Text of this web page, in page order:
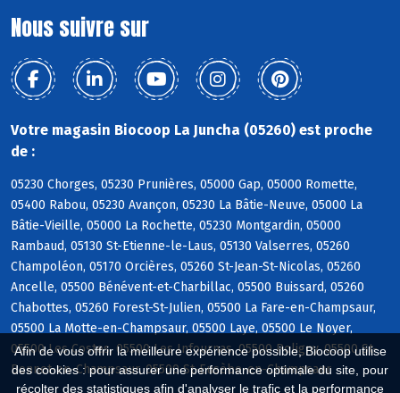
Afin de vous offrir la meilleure expérience possible, Biocoop utilise
des cookies : pour assurer une performance optimale du site, pour
récolter des statistiques afin d'analyser le trafic et la performance
Nous suivre sur
Votre magasin Biocoop La Juncha (05260) est proche
de :
05230 Chorges, 05230 Prunières, 05000 Gap, 05000 Romette,
05400 Rabou, 05230 Avançon, 05230 La Bâtie-Neuve, 05000 La
Bâtie-Vieille, 05000 La Rochette, 05230 Montgardin, 05000
Rambaud, 05130 St-Etienne-le-Laus, 05130 Valserres, 05260
Champoléon, 05170 Orcières, 05260 St-Jean-St-Nicolas, 05260
Ancelle, 05500 Bénévent-et-Charbillac, 05500 Buissard, 05260
Chabottes, 05260 Forest-St-Julien, 05500 La Fare-en-Champsaur,
05500 La Motte-en-Champsaur, 05500 Laye, 05500 Le Noyer,
05500 Les Costes, 05500 Les Infournas, 05500 Poligny, 05500 St-
Bonnet-en-Champsaur, 05500 St-Eusèbe-en-Champsaur